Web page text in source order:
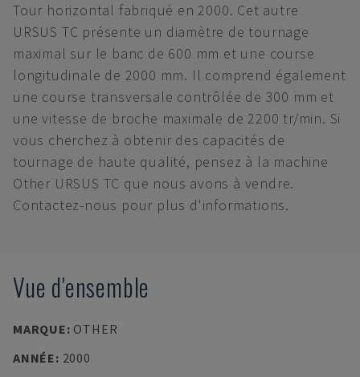
Tour horizontal fabriqué en 2000. Cet autre
URSUS TC présente un diamètre de tournage
maximal sur le banc de 600 mm et une course
longitudinale de 2000 mm. Il comprend également
une course transversale contrôlée de 300 mm et
une vitesse de broche maximale de 2200 tr/min. Si
vous cherchez à obtenir des capacités de
tournage de haute qualité, pensez à la machine
Other URSUS TC que nous avons à vendre.
Contactez-nous pour plus d'informations.
Vue d'ensemble
MARQUE: OTHER
ANNÉE: 2000